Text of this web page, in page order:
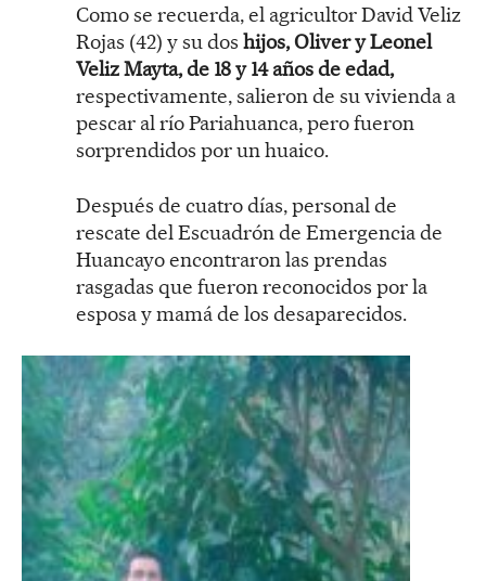
Como se recuerda, el agricultor David Veliz
Rojas (42) y su dos hijos, Oliver y Leonel
Veliz Mayta, de 18 y 14 años de edad,
respectivamente, salieron de su vivienda a
pescar al río Pariahuanca, pero fueron
sorprendidos por un huaico.
Después de cuatro días, personal de
rescate del Escuadrón de Emergencia de
Huancayo encontraron las prendas
rasgadas que fueron reconocidos por la
esposa y mamá de los desaparecidos.